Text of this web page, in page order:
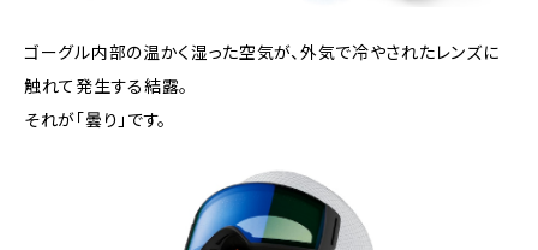
ゴーグル内部の温かく湿った空気が、外気で冷やされたレンズに
触れて発生する結露。
それが「曇り」です。